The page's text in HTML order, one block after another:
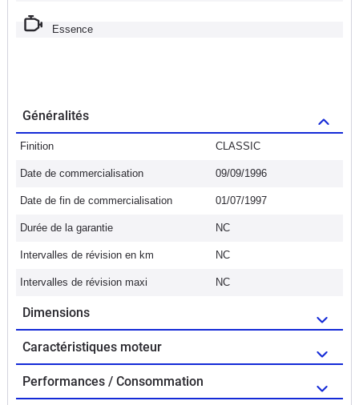
Essence
Généralités
Finition CLASSIC
Date de commercialisation 09/09/1996
Date de fin de commercialisation 01/07/1997
Durée de la garantie NC
Intervalles de révision en km NC
Intervalles de révision maxi NC
Dimensions
Caractéristiques moteur
Performances / Consommation